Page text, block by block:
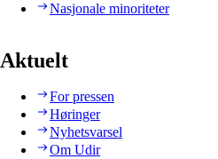
Nasjonale minoriteter
Aktuelt
For pressen
Høringer
Nyhetsvarsel
Om Udir